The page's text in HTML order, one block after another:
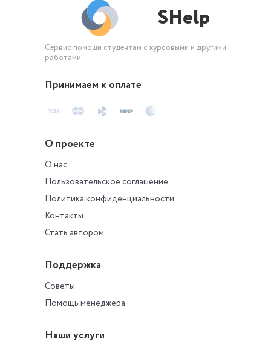
SHelp
Сервис помощи студентам с курсовыми и другими
работами
Принимаем к оплате
О проекте
О нас
Пользовательское соглашение
Политика конфиденциальности
Контакты
Стать автором
Поддержка
Советы
Помощь менеджера
Наши услуги